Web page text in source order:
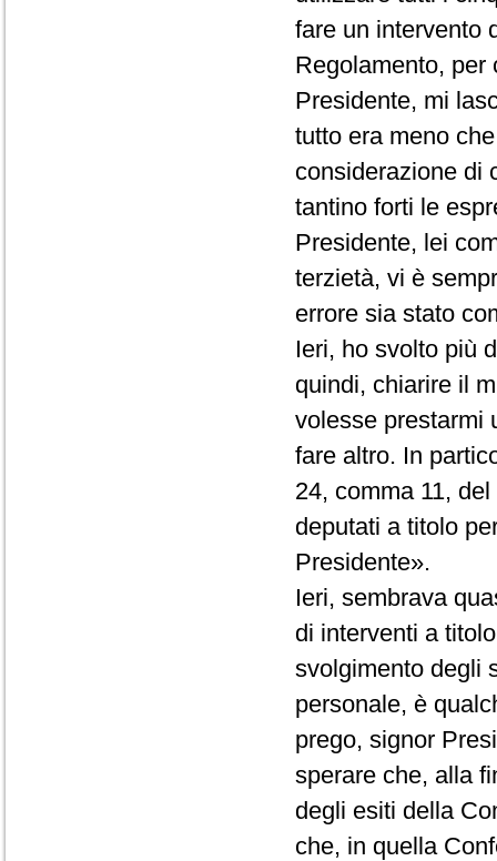
fare un intervento
Regolamento, per
Presidente, mi
tutto era meno
considerazione di
tantino forti le
Presidente, lei
terzietà, vi è
errore sia stato
Ieri, ho svolto più
quindi, chiarire il
volesse prestarmi
fare altro. In
24, comma 11,
deputati a titolo
Presidente».
Ieri, sembrava
di interventi a
svolgimento degli
personale, è
prego, signor
sperare che, alla
degli esiti della
che, in quella